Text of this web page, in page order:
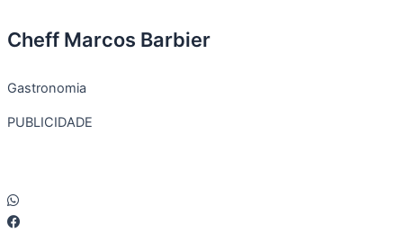
Cheff Marcos Barbier
Gastronomia
PUBLICIDADE